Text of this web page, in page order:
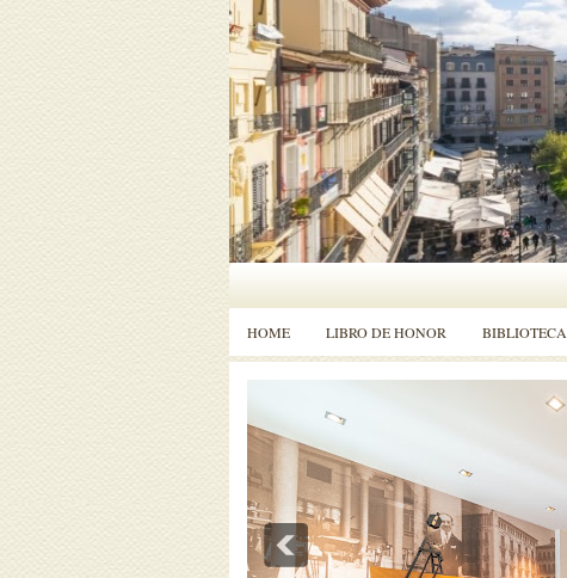
HOME LIBRO DE HONOR BIBLIOTECA